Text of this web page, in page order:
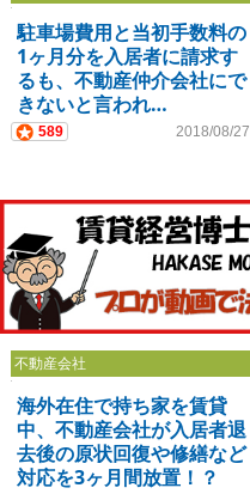
駐車場費用と当初手数料の
1ヶ月分を入居者に請求す
るも、不動産仲介会社にで
きないと言われ…
589 2018/08/27
不動産会社
海外在住で持ち家を賃貸
中、不動産会社が入居者退
去後の原状回復や修繕など
対応を3ヶ月間放置！？